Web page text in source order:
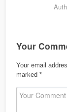
Your
Your email
marked *